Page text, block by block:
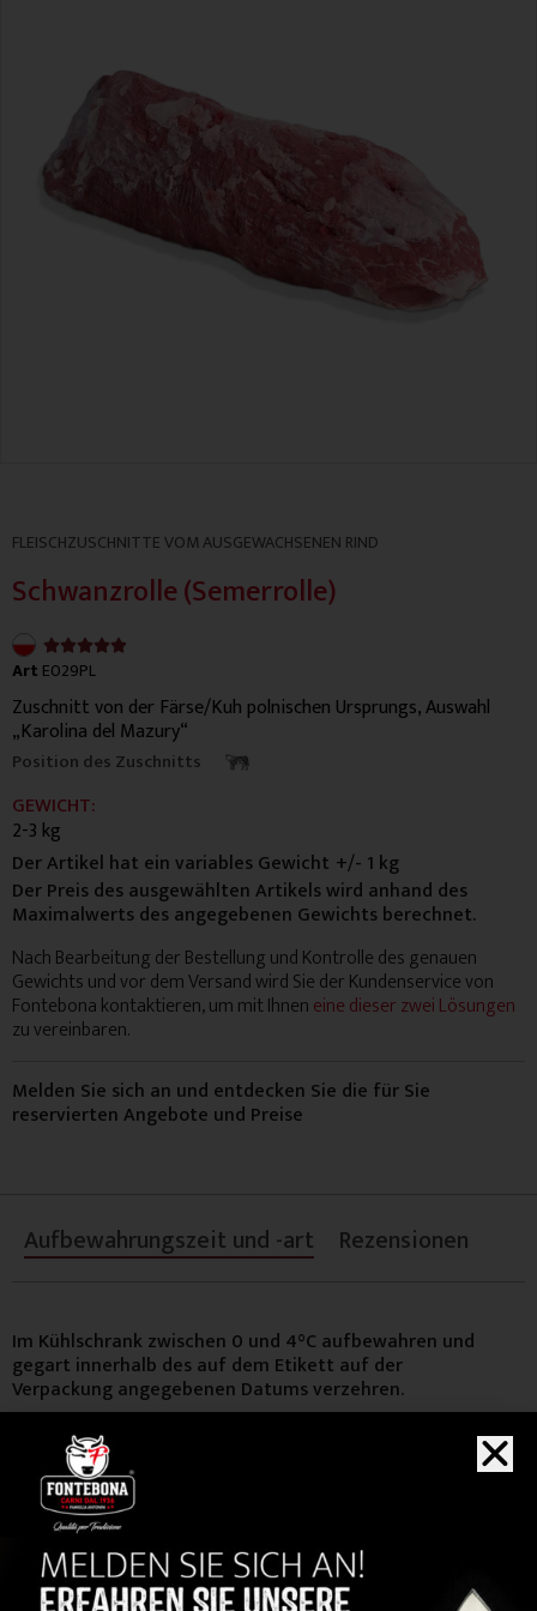
FLEISCHZUSCHNITTE VOM AUSGEWACHSENEN RIND
Schwanzrolle (Semerrolle)

Art E029PL
Zuschnitt von der Färse/Kuh polnischen Ursprungs, Auswahl
„Karolina del Mazury“
Position des Zuschnitts
GEWICHT:
2-3 kg
Der Artikel hat ein variables Gewicht +/- 1 kg
Der Preis des ausgewählten Artikels wird anhand des
Maximalwerts des angegebenen Gewichts berechnet.
Nach Bearbeitung der Bestellung und Kontrolle des genauen
Gewichts und vor dem Versand wird Sie der Kundenservice von
Fontebona kontaktieren, um mit Ihneneine dieser zwei Lösungen
zu vereinbaren.
Melden Sie sich an und entdecken Sie die für Sie
reservierten Angebote und Preise
Aufbewahrungszeit und -art Rezensionen
Im Kühlschrank zwischen 0 und 4°C aufbewahren und
gegart innerhalb des auf dem Etikett auf der
Verpackung angegebenen Datums verzehren.
Sie auch...